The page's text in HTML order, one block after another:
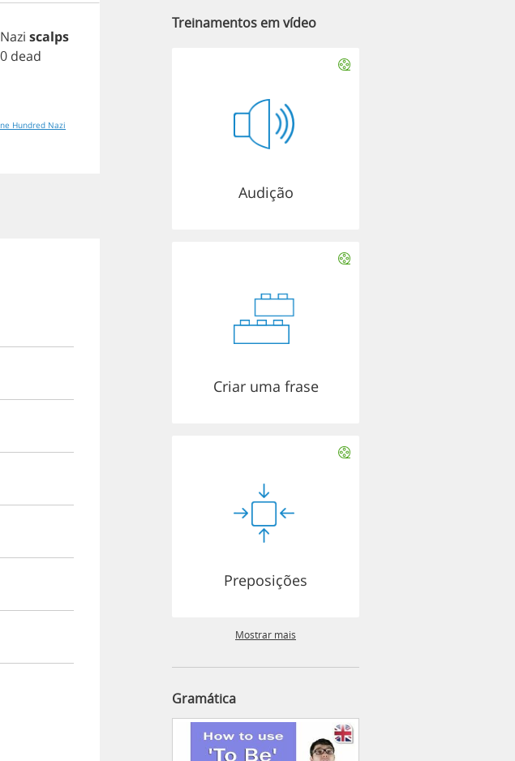
Nazi scalps
dead
Hundred Nazi
Treinamentos em vídeo
Audição
Criar uma frase
Preposições
Mostrar mais
Gramática